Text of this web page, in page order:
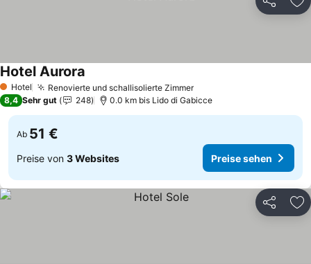
Teilen
1 Sterne
Hotel Renovierte und schallisolierte ZimmerPreise sehen
Hotel Aurora
8,4 Sehr gut 248 0.0 km bis Lido di Gabicce
Ab 51 €
Preise von 3 Websites Preise sehen
Teilen